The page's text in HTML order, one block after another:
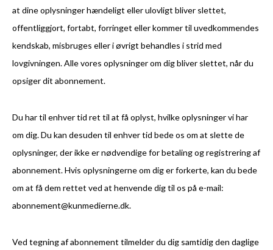
at dine oplysninger hændeligt eller ulovligt bliver slettet,
offentliggjort, fortabt, forringet eller kommer til uvedkommendes
kendskab, misbruges eller i øvrigt behandles i strid med
lovgivningen. Alle vores oplysninger om dig bliver slettet, når du
opsiger dit abonnement.
Du har til enhver tid ret til at få oplyst, hvilke oplysninger vi har
om dig. Du kan desuden til enhver tid bede os om at slette de
oplysninger, der ikke er nødvendige for betaling og registrering af
abonnement. Hvis oplysningerne om dig er forkerte, kan du bede
om at få dem rettet ved at henvende dig til os på e-mail:
abonnement@kunmedierne.dk.
Ved tegning af abonnement tilmelder du dig samtidig den daglige